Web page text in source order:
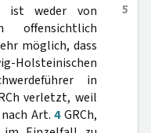
5
ist weder von
offensichtlich
möglich, dass
Holsteinischen
in
verletzt, weil
nach Art.4GRCh,